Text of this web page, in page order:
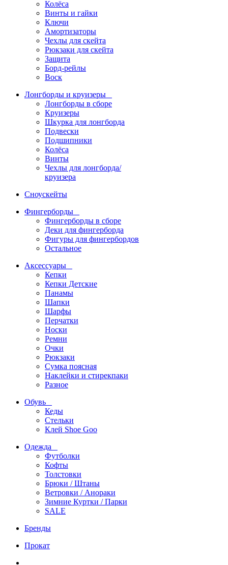
Колёса
Винты и гайки
Ключи
Амортизаторы
Чехлы для скейта
Рюкзаки для скейта
Защита
Борд-рейлы
Воск
Лонгборды и круизеры
Лонгборды в сборе
Круизеры
Шкурка для лонгборда
Подвески
Подшипники
Колёса
Винты
Чехлы для лонгборда/
круизера
Сноускейты
Фингерборды
Фингерборды в сборе
Деки для фингерборда
Фигуры для фингербордов
Остальное
Аксессуары
Кепки
Кепки Детские
Панамы
Шапки
Шарфы
Перчатки
Носки
Ремни
Очки
Рюкзаки
Сумка поясная
Наклейки и стирекпаки
Разное
Обувь
Кеды
Стельки
Клей Shoe Goo
Одежда
Футболки
Кофты
Толстовки
Брюки / Штаны
Ветровки / Анораки
Зимние Куртки / Парки
SALE
Бренды
Прокат